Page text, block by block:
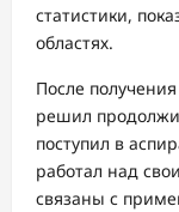
статистики,
областях.
После
решил
поступил в
работал над
связаны с